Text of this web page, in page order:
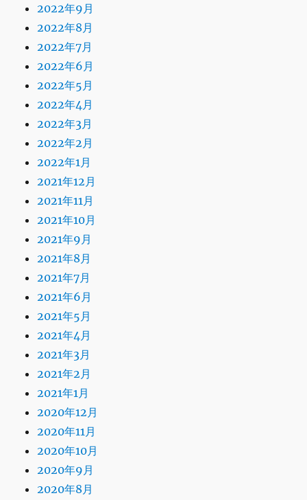
2022年9月
2022年8月
2022年7月
2022年6月
2022年5月
2022年4月
2022年3月
2022年2月
2022年1月
2021年12月
2021年11月
2021年10月
2021年9月
2021年8月
2021年7月
2021年6月
2021年5月
2021年4月
2021年3月
2021年2月
2021年1月
2020年12月
2020年11月
2020年10月
2020年9月
2020年8月